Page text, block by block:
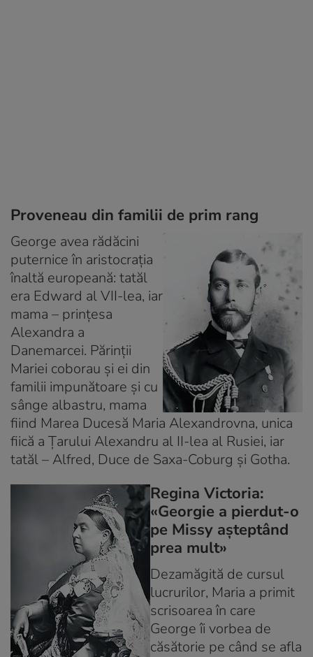
Proveneau din familii de prim rang
George avea rădăcini
puternice în aristocraţia
înaltă europeană: tatăl
era Edward al VII-lea, iar
mama – prinţesa
Alexandra a
Danemarcei. Părinţii
Mariei coborau şi ei din
familii impunătoare şi cu
sânge albastru, mama
fiind Marea Ducesă Maria Alexandrovna, unica
fiică a Ţarului Alexandru al II-lea al Rusiei, iar
tatăl – Alfred, Duce de Saxa-Coburg şi Gotha.
Regina Victoria:
«Georgie a pierdut-o
pe Missy aşteptând
prea mult»
Dezamăgită de cursul
lucrurilor, Maria a primit
scrisoarea în care
George îi vorbea de
căsătorie pe când se afla